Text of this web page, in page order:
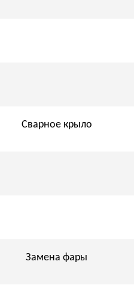
Сварное крыло
Замена фары